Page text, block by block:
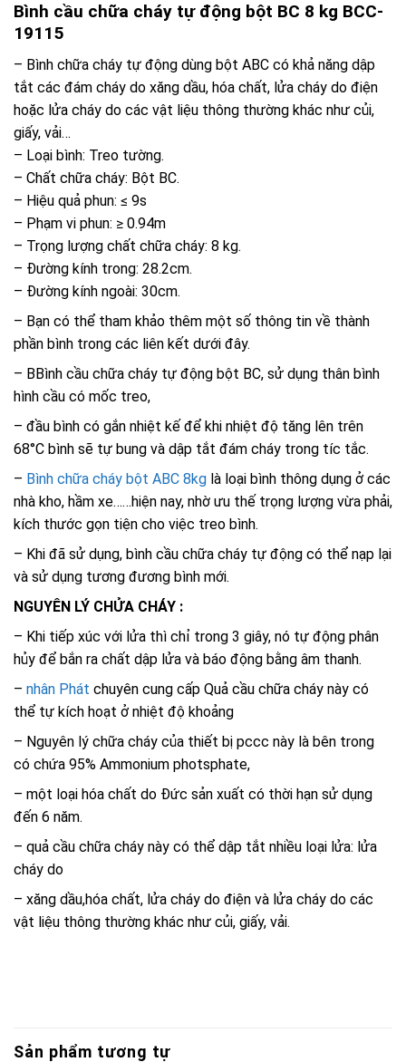
Bình cầu chữa cháy tự động bột BC 8 kg BCC-
19115
– Bình chữa cháy tự động dùng bột ABC có khả năng dập
tắt các đám cháy do xăng dầu, hóa chất, lửa cháy do điện
hoặc lửa cháy do các vật liệu thông thường khác như củi,
giấy, vải…
– Loại bình: Treo tường.
– Chất chữa cháy: Bột BC.
– Hiệu quả phun: ≤ 9s
– Phạm vi phun: ≥ 0.94m
– Trọng lượng chất chữa cháy: 8 kg.
– Đường kính trong: 28.2cm.
– Đường kính ngoài: 30cm.
– Bạn có thể tham khảo thêm một số thông tin về thành
phần bình trong các liên kết dưới đây.
– BBình cầu chữa cháy tự động bột BC, sử dụng thân bình
hình cầu có mốc treo,
– đầu bình có gắn nhiệt kế để khi nhiệt độ tăng lên trên
68°C bình sẽ tự bung và dập tắt đám cháy trong tíc tắc.
– Bình chữa cháy bột ABC 8kg là loại bình thông dụng ở các
nhà kho, hầm xe……hiện nay, nhờ ưu thế trọng lượng vừa phải,
kích thước gọn tiện cho việc treo bình.
– Khi đã sử dụng, bình cầu chữa cháy tự động có thể nạp lại
và sử dụng tương đương bình mới.
NGUYÊN LÝ CHỬA CHÁY :
– Khi tiếp xúc với lửa thì chỉ trong 3 giây, nó tự động phân
hủy để bắn ra chất dập lửa và báo động bằng âm thanh.
– nhân Phát chuyên cung cấp Quả cầu chữa cháy này có
thể tự kích hoạt ở nhiệt độ khoảng
– Nguyên lý chữa cháy của thiết bị pccc này là bên trong
có chứa 95% Ammonium photsphate,
– một loại hóa chất do Đức sản xuất có thời hạn sử dụng
đến 6 năm.
– quả cầu chữa cháy này có thể dập tắt nhiều loại lửa: lửa
cháy do
– xăng dầu,hóa chất, lửa cháy do điện và lửa cháy do các
vật liệu thông thường khác như củi, giấy, vải.
Sản phẩm tương tự